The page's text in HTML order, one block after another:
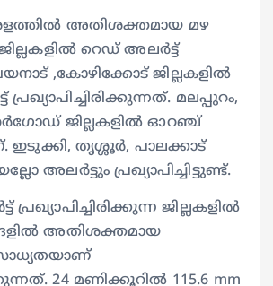
അതിശക്തമായ മഴ
റെഡ് അലർട്ട്
,കോഴിക്കോട് ജില്ലകളിൽ
മലപ്പുറം,
ജില്ലകളിൽ ഓറഞ്ച്
തൃശ്ശൂർ, പാലക്കാട്
അലർട്ടും പ്രഖ്യാപിച്ചിട്ടുണ്ട്.
ജില്ലകളിൽ
അതിശക്തമായ
24 മണിക്കൂറിൽ 115.6 mm